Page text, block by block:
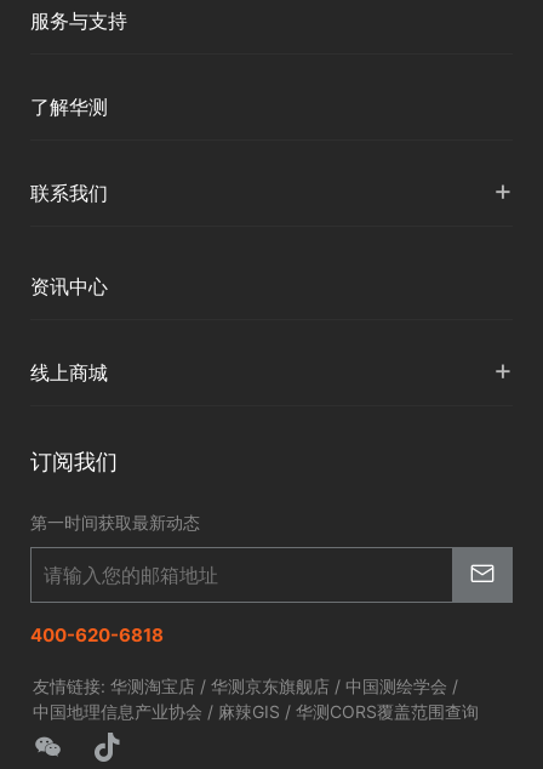
海洋测绘
精准农业
数字施工
地灾监测
智慧交通
智慧海洋
智慧农业
智慧林草
服务与支持
了解华测
投资者关系
联系我们 +
申请成为伙伴
资讯中心
线上商城 +
订阅我们
第一时间获取最新动态
400-620-6818
友情链接:华测淘宝店 /华测京东旗舰店 / 中国测绘学会 /
中国地理信息产业协会 / 麻辣GIS /华测CORS覆盖范围查询